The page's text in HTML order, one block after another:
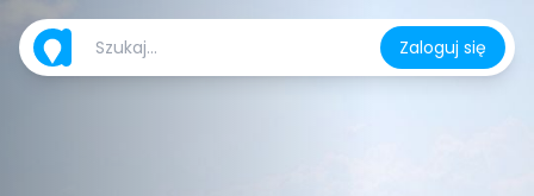
Zaloguj się